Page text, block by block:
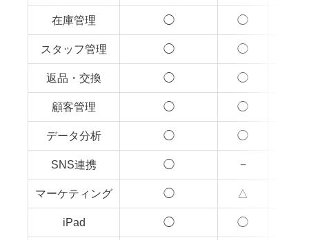
在庫管理 ◯ ◯
スタッフ管理 ◯ ◯
返品・交換 ◯ ◯
顧客管理 ◯ ◯
データ分析 ◯ ◯
SNS連携 ◯ −
マーケティング ◯ △
iPad ◯ ◯